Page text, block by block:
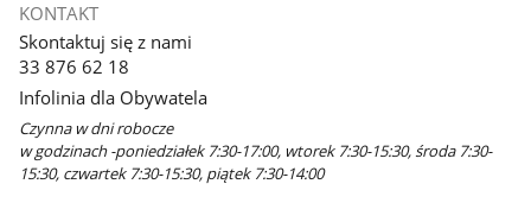
nowym
KONTAKT
Skontaktuj się z nami
33 876 62 18
Infolinia dla Obywatela
Czynna w dni robocze
w godzinach -poniedziałek 7:30-17:00, wtorek 7:30-15:30, środa 7:30-
15:30, czwartek 7:30-15:30, piątek 7:30-14:00